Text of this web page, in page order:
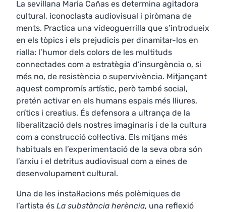
La sevillana Maria Cañas es determina agitadora
cultural, iconoclasta audiovisual i piròmana de
ments. Practica una videoguerrilla que s’introdueix
en els tòpics i els prejudicis per dinamitar-los en
rialla: l’humor dels colors de les multituds
connectades com a estratègia d’insurgència o, si
més no, de resistència o supervivència. Mitjançant
aquest compromís artístic, però també social,
pretén activar en els humans espais més lliures,
crítics i creatius. És defensora a ultrança de la
liberalització dels nostres imaginaris i de la cultura
com a construcció col·lectiva. Els mitjans més
habituals en l’experimentació de la seva obra són
l’arxiu i el detritus audiovisual com a eines de
desenvolupament cultural.
Una de les instal·lacions més polèmiques de
l’artista és La substància herència, una reflexió